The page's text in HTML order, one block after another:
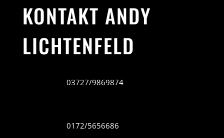
KONTAKT ANDY
LICHTENFELD
03727/9869874
0172/5656686